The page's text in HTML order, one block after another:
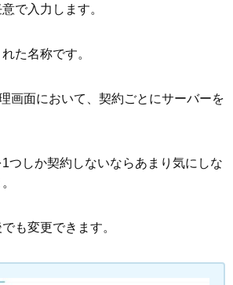
で入力します。
た名称です。
画面において、契約ごとにサーバーを
つしか契約しないならあまり気にしな
も変更できます。